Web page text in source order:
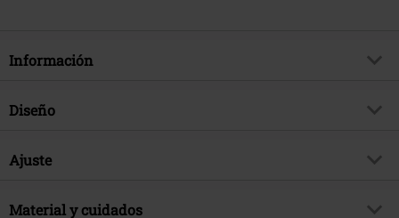
Información
Artículo no.
Brand
Diseño
Tipo de producto
Tipo de Cierre
Ajuste
Estilo
Material y cuidados